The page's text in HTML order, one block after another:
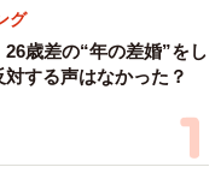
いるのも細かくてイ
グ
26歳差の“年の差婚”をし
する声はなかった？